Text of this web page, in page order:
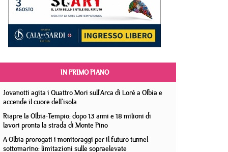
IN PRIMO PIANO
Jovanotti agita i Quattro Mori sull'Arca di Lorè a Olbia e
accende il cuore dell'isola
Riapre la Olbia-Tempio: dopo 13 anni e 18 milioni di
lavori pronta la strada di Monte Pino
A Olbia prorogati i monitoraggi per il futuro tunnel
sottomarino: limitazioni sulle sopraelevate